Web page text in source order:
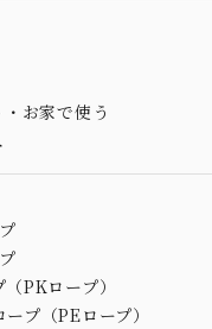
お家で使う
PKロープ）
プ（PEロープ）